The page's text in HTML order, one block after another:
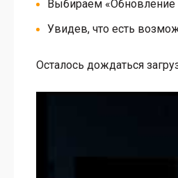
Выбираем
Увидев, что есть
Осталось дождаться